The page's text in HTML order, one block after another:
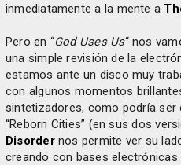
inmediatamente a la mente a
Pero en “God Uses Us“ nos
una simple revisión de la
estamos ante un disco muy
con algunos momentos
sintetizadores, como podría ser
“Reborn Cities” (en sus dos
Disordernos permite ver su
creando con bases